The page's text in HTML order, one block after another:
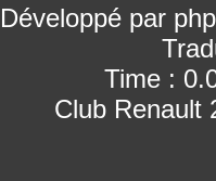
Développé par
Time :
Club Renault